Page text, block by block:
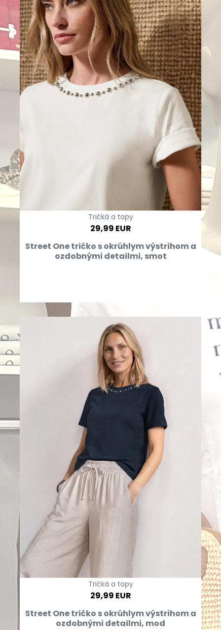
Tričká a topy
29,99 EUR
Street One tričko s okrúhlym výstrihom a
ozdobnými detailmi, smot
Tričká a topy
29,99 EUR
Street One tričko s okrúhlym výstrihom a
ozdobnými detailmi, mod